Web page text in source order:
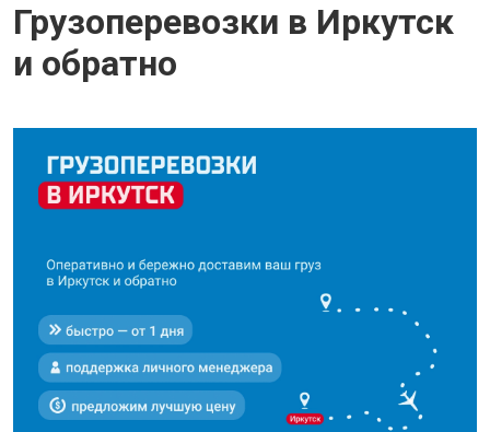
Грузоперевозки в Иркутск
и обратно